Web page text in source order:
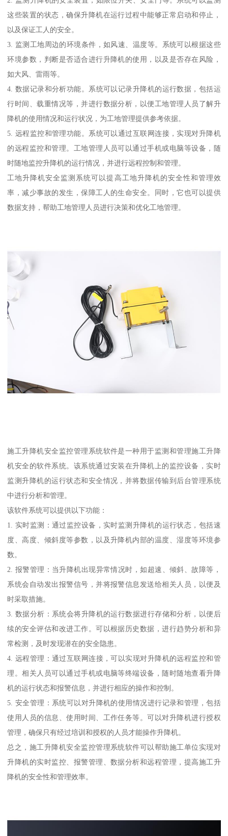
这些装置的状态，确保升降机在运行过程中能够正常启动和停止，
以及保证工人的安全。
3. 监测工地周边的环境条件，如风速、温度等。系统可以根据这些
环境参数，判断是否适合进行升降机的使用，以及是否存在风险，
如大风、雷雨等。
4. 数据记录和分析功能。系统可以记录升降机的运行数据，包括运
行时间、载重情况等，并进行数据分析，以便工地管理人员了解升
降机的使用情况和运行状况，为工地管理提供参考依据。
5. 远程监控和管理功能。系统可以通过互联网连接，实现对升降机
的远程监控和管理。工地管理人员可以通过手机或电脑等设备，随
时随地监控升降机的运行情况，并进行远程控制和管理。
工地升降机安全监测系统可以提高工地升降机的安全性和管理效
率，减少事故的发生，保障工人的生命安全。同时，它也可以提供
数据支持，帮助工地管理人员进行决策和优化工地管理。
施工升降机安全监控管理系统软件是一种用于监测和管理施工升降
机安全的软件系统。该系统通过安装在升降机上的监控设备，实时
监测升降机的运行状态和安全情况，并将数据传输到后台管理系统
中进行分析和管理。
该软件系统可以提供以下功能：
1. 实时监测：通过监控设备，实时监测升降机的运行状态，包括速
度、高度、倾斜度等参数，以及升降机内部的温度、湿度等环境参
数。
2. 报警管理：当升降机出现异常情况时，如超速、倾斜、故障等，
系统会自动发出报警信号，并将报警信息发送给相关人员，以便及
时采取措施。
3. 数据分析：系统会将升降机的运行数据进行存储和分析，以便后
续的安全评估和改进工作。可以根据历史数据，进行趋势分析和异
常检测，及时发现潜在的安全隐患。
4. 远程管理：通过互联网连接，可以实现对升降机的远程监控和管
理。相关人员可以通过手机或电脑等终端设备，随时随地查看升降
机的运行状态和报警信息，并进行相应的操作和控制。
5. 安全管理：系统可以对升降机的使用情况进行记录和管理，包括
使用人员的信息、使用时间、工作任务等。可以对升降机进行授权
管理，确保只有经过培训和授权的人员才能操作升降机。
总之，施工升降机安全监控管理系统软件可以帮助施工单位实现对
升降机的实时监控、报警管理、数据分析和远程管理，提高施工升
降机的安全性和管理效率。